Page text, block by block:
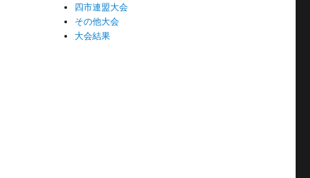
四市連盟大会
その他大会
大会結果